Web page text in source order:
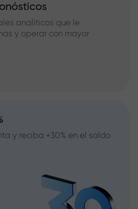
analíticos que le
y operar con mayor
y reciba +30% en el saldo